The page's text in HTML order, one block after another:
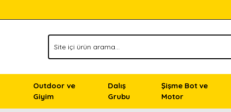
Outdoor ve
Giyim
Dalış
Grubu
Şişme Bot ve
Motor